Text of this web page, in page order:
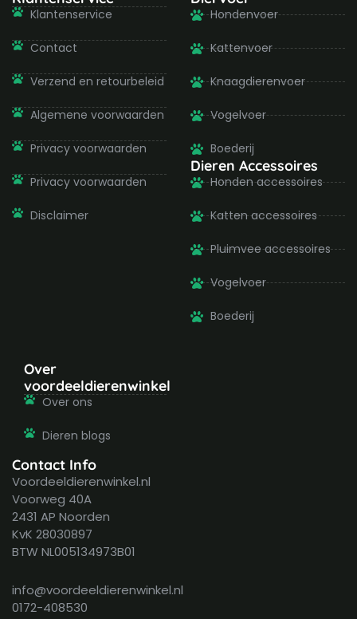
o g e
r
b
e
Klantenservice
Contact
Verzend en retourbeleid
Algemene voorwaarden
Privacy voorwaarden
Privacy voorwaarden
Disclaimer
Hondenvoer
Kattenvoer
Knaagdierenvoer
Vogelvoer
Boederij
Dieren Accessoires
Honden accessoires
Katten accessoires
Pluimvee accessoires
Vogelvoer
Boederij
Over
voordeeldierenwinkel
Over ons
Dieren blogs
Contact Info
Voordeeldierenwinkel.nl
Voorweg 40A
2431 AP Noorden
KvK 28030897
BTW NL005134973B01
info@voordeeldierenwinkel.nl
0172-408530